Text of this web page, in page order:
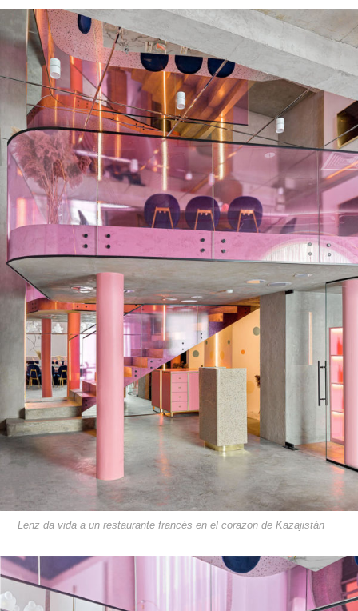
Lenz da vida a un restaurante francés en el corazon de Kazajistán